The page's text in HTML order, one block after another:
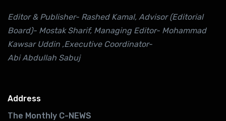
Editor & Publisher- Rashed Kamal, Advisor (Editorial
Board)- Mostak Sharif, Managing Editor- Mohammad
Kawsar Uddin ,Executive Coordinator-
Abi Abdullah Sabuj
Address
The Monthly C-NEWS